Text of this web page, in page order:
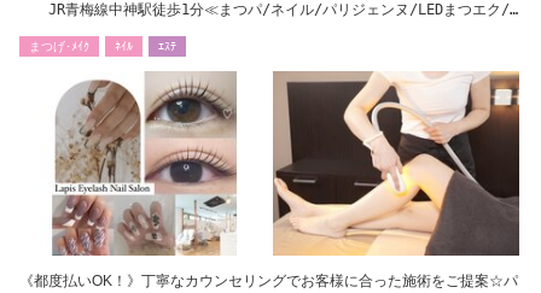
JR青梅線中神駅徒歩1分≪まつパ/ネイル/パリジェンヌ/LEDまつエク/
まつげ･ﾒｲｸ ﾈｲﾙ ｴｽﾃ
《都度払いOK！》丁寧なカウンセリングでお客様に合った施術をご提案☆パ